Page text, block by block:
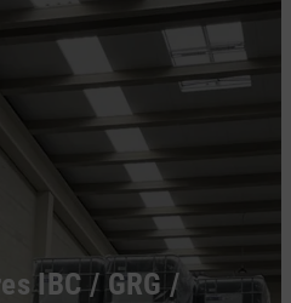
IBC / GRG /